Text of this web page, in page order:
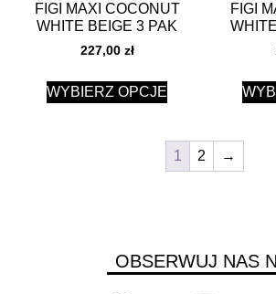
FIGI MAXI COCONUT
WHITE BEIGE 3 PAK
227,00 zł
WYBIERZ OPCJE
FIGI
1 2 →
OBSERWUJ NAS